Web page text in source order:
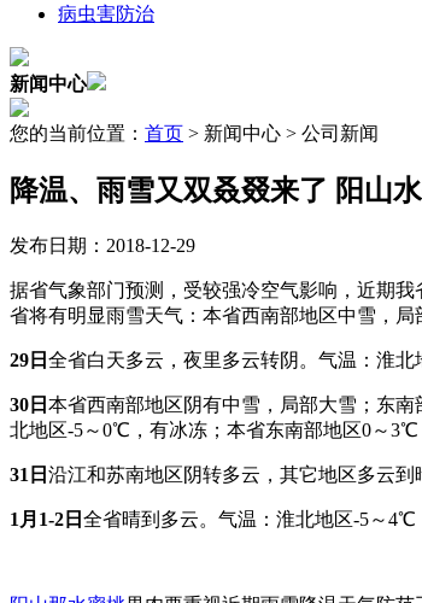
病虫害防治
新闻中心
您的当前位置： 首页 > 新闻中心 > 公司新闻
降温、雨雪又双叒叕来了 阳山
发布日期：2018-12-29
据省气象部门预测，受较强冷空气影响，近期
省将有明显雨雪天气：本省西南部地区中雪，
29 日 全省白天多云，夜里多云转阴。气温：淮
30 日 本省西南部地区阴有中雪，局部大雪；东
北地区-5～0℃，有冰冻；本省东南部地区0～3℃
31 日 沿江和苏南地区阴转多云，其它地区多云
1 月1-2日 全省晴到多云。气温：淮北地区-5～